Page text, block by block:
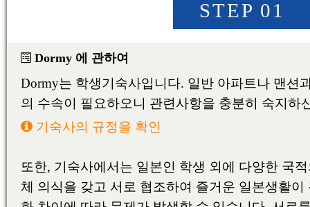
CHIBA/TOCHIGI
IKEBUKURO/
新宿/中野/吉祥寺/国分寺
SHINJUKU/NAKANO/
渋谷/川崎/蒲田/横浜/戸塚
SHIBUYA/KAWASAKI/
町田/相模原/厚木/大和/